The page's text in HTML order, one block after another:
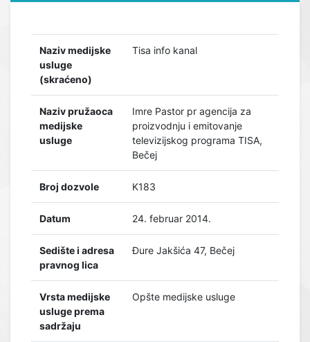
Naziv medijske
usluge
(skraćeno)
Tisa info kanal
Naziv pružaoca
medijske
usluge
Imre Pastor pr agencija za
proizvodnju i emitovanje
televizijskog programa TISA,
Bečej
Broj dozvole K183
Datum 24. februar 2014.
Sedište i adresa
pravnog lica
Đure Jakšića 47, Bečej
Vrsta medijske
usluge prema
sadržaju
Opšte medijske usluge